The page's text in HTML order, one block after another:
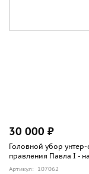
30 000 ₽
Головной убор
правления Павла I -
Артикул: 107062